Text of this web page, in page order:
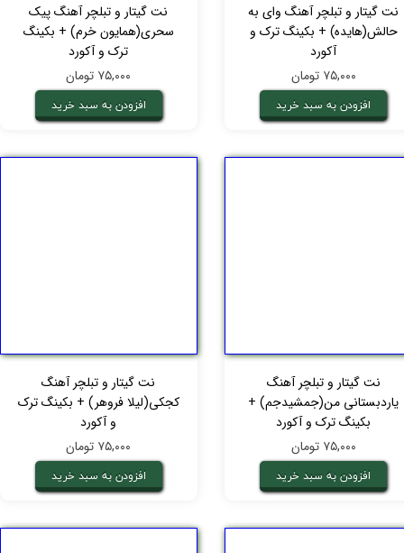
نت گیتار و تبلچر آهنگ وای‌ به‌
حالش(هایده) + بکینگ ترک و
آکورد
۷۵,۰۰۰ تومان
افزودن به سبد خرید
نت گیتار و تبلچر آهنگ پیک
سحری(همایون خرم) + بکینگ
ترک و آکورد
۷۵,۰۰۰ تومان
افزودن به سبد خرید
نت گیتار و تبلچر آهنگ
یاردبستانی من(جمشیدجم) +
بکینگ ترک و آکورد
۷۵,۰۰۰ تومان
افزودن به سبد خرید
نت گیتار و تبلچر آهنگ
کجکی(لیلا فروهر) + بکینگ ترک
و آکورد
۷۵,۰۰۰ تومان
افزودن به سبد خرید